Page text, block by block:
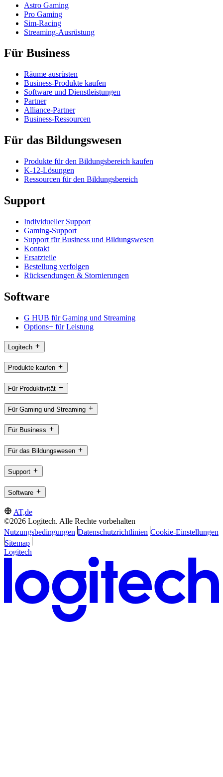
Astro Gaming
Pro Gaming
Sim-Racing
Streaming-Ausrüstung
Für Business
Räume ausrüsten
Business-Produkte kaufen
Software und Dienstleistungen
Partner
Alliance-Partner
Business-Ressourcen
Für das Bildungswesen
Produkte für den Bildungsbereich kaufen
K-12-Lösungen
Ressourcen für den Bildungsbereich
Support
Individueller Support
Gaming-Support
Support für Business und Bildungswesen
Kontakt
Ersatzteile
Bestellung verfolgen
Rücksendungen & Stornierungen
Software
G HUB für Gaming und Streaming
Options+ für Leistung
Logitech
Produkte kaufen
Für Produktivität
Für Gaming und Streaming
Für Business
Für das Bildungswesen
Support
Software
AT,de
©2026 Logitech. Alle Rechte vorbehalten
Nutzungsbedingungen Datenschutzrichtlinien Cookie-Einstellungen
Sitemap
Logitech